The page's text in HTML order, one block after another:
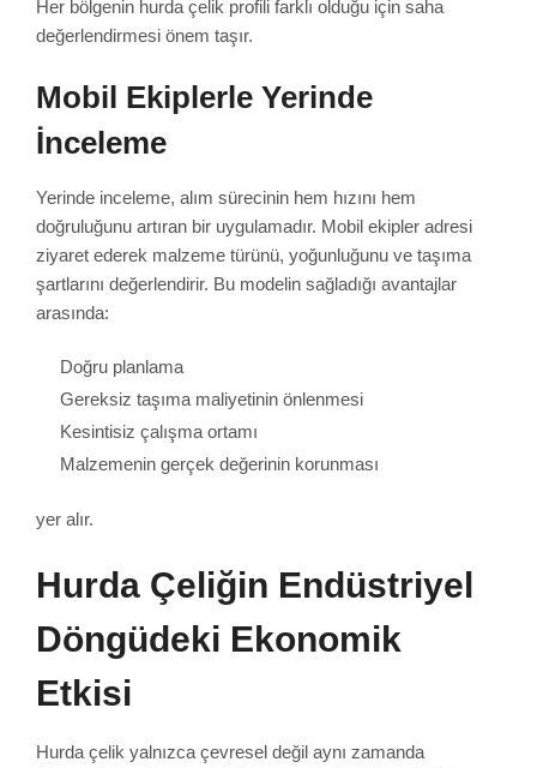
Her bölgenin hurda çelik profili farklı olduğu için saha
değerlendirmesi önem taşır.
Mobil Ekiplerle Yerinde
İnceleme
Yerinde inceleme, alım sürecinin hem hızını hem
doğruluğunu artıran bir uygulamadır. Mobil ekipler adresi
ziyaret ederek malzeme türünü, yoğunluğunu ve taşıma
şartlarını değerlendirir. Bu modelin sağladığı avantajlar
arasında:
Doğru planlama
Gereksiz taşıma maliyetinin önlenmesi
Kesintisiz çalışma ortamı
Malzemenin gerçek değerinin korunması
yer alır.
Hurda Çeliğin Endüstriyel
Döngüdeki Ekonomik
Etkisi
Hurda çelik yalnızca çevresel değil aynı zamanda